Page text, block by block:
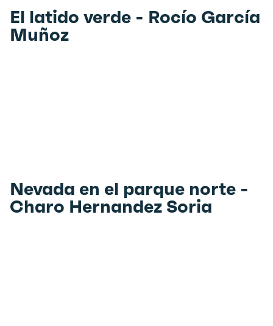
El latido verde - Rocío García
Muñoz
Nevada en el parque norte -
Charo Hernandez Soria